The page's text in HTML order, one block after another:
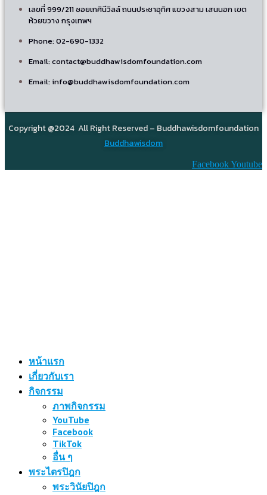
เลขที่ 999/211 ซอยเกศินีวิลล์ ถนนประชาอุทิศ แขวงสาม เสนนอก เขต
ห้วยขวาง กรุงเทพฯ
Phone: 02-690-1332
Email: contact@buddhawisdomfoundation.com
Email: info@buddhawisdomfoundation.com
Copyright @2024 All Right Reserved – Buddhawisdomfoundation
Buddhawisdom
FacebookYoutube
หน้าแรก
เกี่ยวกับเรา
กิจกรรม
ภาพกิจกรรม
YouTube
Facebook
TikTok
อื่น ๆ
พระไตรปิฎก
พระวินัยปิฎก